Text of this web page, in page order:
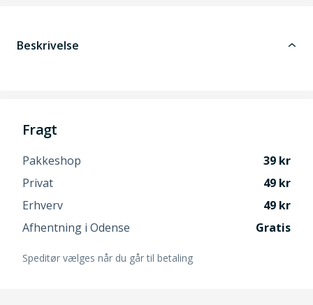
Beskrivelse
Fragt
Pakkeshop
39
Privat
49
Erhverv
49
Afhentning i Odense
Gratis
Speditør vælges når du går til betaling